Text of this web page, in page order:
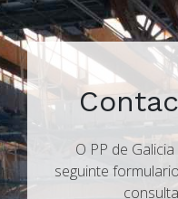
O PP de
seguinte